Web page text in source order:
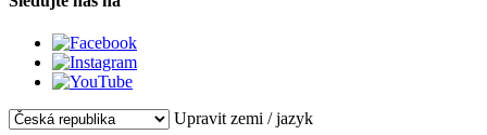
Upravit zemi / jazyk